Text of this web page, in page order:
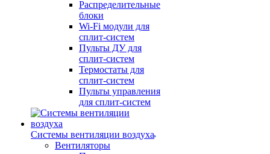
Распределительные
блоки
Wi-Fi модули для
сплит-систем
Пульты ДУ для
сплит-систем
Термостаты для
сплит-систем
Пульты управления
для сплит-систем
Системы вентиляции воздуха
Вентиляторы